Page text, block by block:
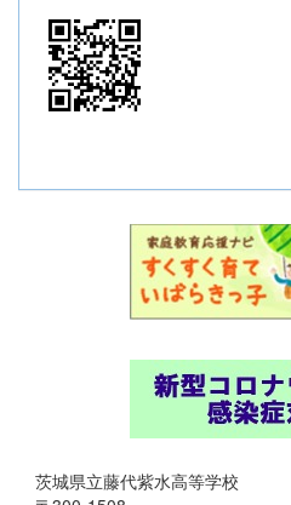
茨城県立藤代紫水高等学校